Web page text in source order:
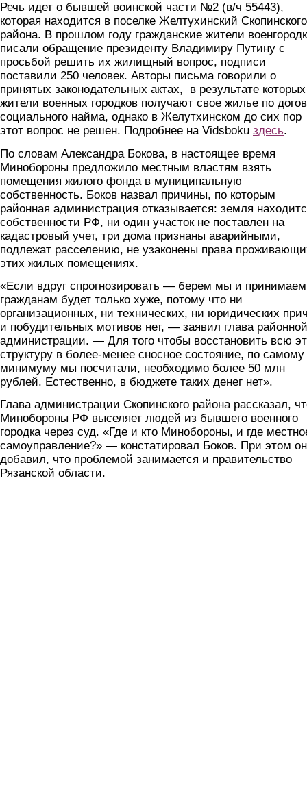
Речь идет о бывшей воинской части №2 (в/ч 55443),
которая находится в поселке Желтухинский Скопинского
района. В прошлом году гражданские жители
писали обращение президенту Владимиру Путину с
просьбой решить их жилищный вопрос, подписи
поставили 250 человек. Авторы письма говорили о
принятых законодательных актах, в результате которых
жители военных городков получают свое жилье по
социального найма, однако в Желутхинском до сих пор
этот вопрос не решен. Подробнее на Vidsboku здесь.
По словам Александра Бокова, в настоящее время
Минобороны предложило местным властям взять
помещения жилого фонда в муниципальную
собственность. Боков назвал причины, по которым
районная администрация отказывается: земля
собственности РФ, ни один участок не поставлен на
кадастровый учет, три дома признаны аварийными,
подлежат расселению, не узаконены права
этих жилых помещениях.
«Если вдруг спрогнозировать — берем мы и
гражданам будет только хуже, потому что ни
организационных, ни технических, ни юридических
и побудительных мотивов нет, — заявил глава районной
администрации. — Для того чтобы восстановить всю
структуру в более-менее сносное состояние, по самому
минимуму мы посчитали, необходимо более 50 млн
рублей. Естественно, в бюджете таких денег нет».
Глава администрации Скопинского района рассказал,
Минобороны РФ выселяет людей из бывшего военного
городка через суд. «Где и кто Минобороны, и где
самоуправление?» — констатировал Боков. При этом он
добавил, что проблемой занимается и правительство
Рязанской области.